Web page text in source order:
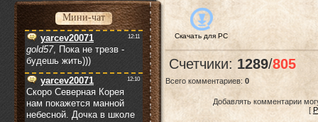
Мини-чат
Скачать для PC
Счетчики: 1289/805
Всего комментариев:0
Добавлять комментарии
[